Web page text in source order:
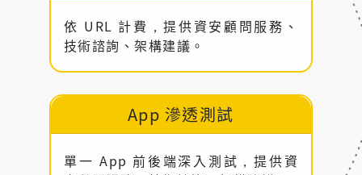
依 URL 計費，提供資安顧問服務、
技術諮詢、架構建議。
App 滲透測試
單一 App 前後端深入測試，提供資